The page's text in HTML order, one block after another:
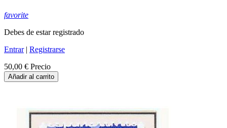
favorite
Debes de estar registrado
Entrar| Registrarse
50,00 € Precio
Añadir al carrito